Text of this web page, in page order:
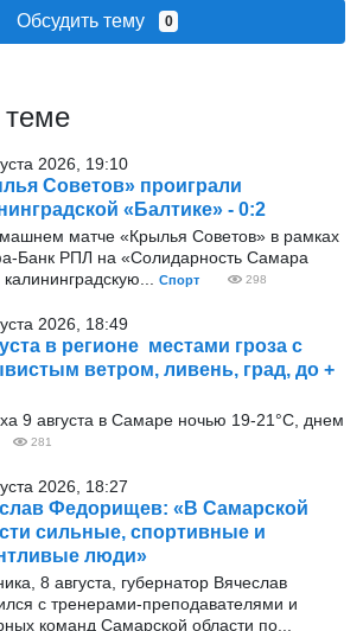
Обсудить тему 0
теме
2026, 19:10
Советов» проиграли
«Балтике» - 0:2
матче «Крылья Советов» в рамках
Банк РПЛ на «Солидарность Самара
Спорт 298
2026, 18:49
в регионе местами гроза с
ветром, ливень, град, до +
9 августа в Самаре ночью 19-21°С, днем
281
2026, 18:27
Федорищев: «В Самарской
сильные, спортивные и
люди»
8 августа, губернатор Вячеслав
с тренерами-преподавателями и
команд Самарской области по...